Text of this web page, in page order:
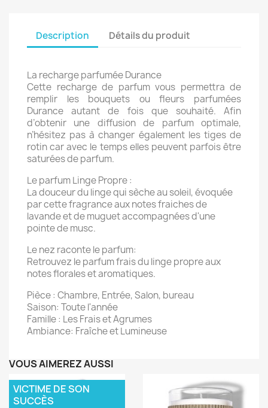
Description Détails du produit
La recharge parfumée Durance
Cette recharge de parfum vous permettra de
remplir les bouquets ou fleurs parfumées
Durance autant de fois que souhaité. Afin
d’obtenir une diffusion de parfum optimale,
n’hésitez pas à changer également les tiges de
rotin car avec le temps elles peuvent parfois être
saturées de parfum.
Le parfum Linge Propre :
La douceur du linge qui sèche au soleil, évoquée
par cette fragrance aux notes fraiches de
lavande et de muguet accompagnées d'une
pointe de musc.
Le nez raconte le parfum:
Retrouvez le parfum frais du linge propre aux
notes florales et aromatiques.
Pièce : Chambre, Entrée, Salon, bureau
Saison: Toute l'année
Famille : Les Frais et Agrumes
Ambiance: Fraîche et Lumineuse
VOUS AIMEREZ AUSSI
VICTIME DE SON
SUCCÈS